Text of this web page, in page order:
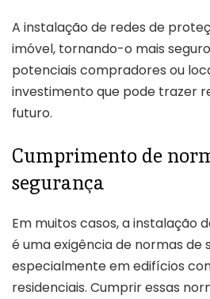
A instalação de redes de
imóvel, tornando-o mais
potenciais compradores ou
investimento que pode trazer
futuro.
Cumprimento de
segurança
Em muitos casos, a instalação
é uma exigência de normas de
especialmente em edifícios
residenciais. Cumprir essas